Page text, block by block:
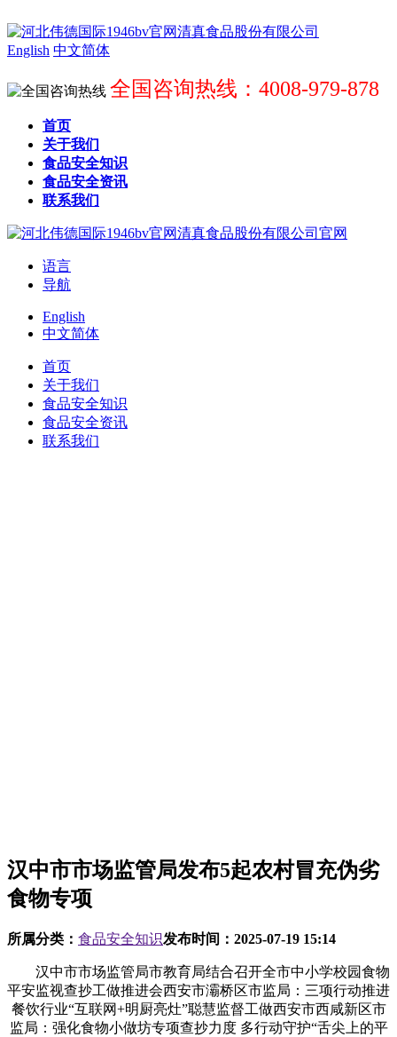
English 中文简体
全国咨询热线：4008-979-878
首页
关于我们
食品安全知识
食品安全资讯
联系我们
语言
导航
English
中文简体
首页
关于我们
食品安全知识
食品安全资讯
联系我们
汉中市市场监管局发布5起农村冒充伪劣
食物专项
所属分类： 食品安全知识发布时间： 2025-07-19 15:14
汉中市市场监管局市教育局结合召开全市中小学校园食物
平安监视查抄工做推进会西安市灞桥区市监局：三项行动推进
餐饮行业“互联网+明厨亮灶”聪慧监督工做西安市西咸新区市
监局：强化食物小做坊专项查抄力度 多行动守护“舌尖上的平